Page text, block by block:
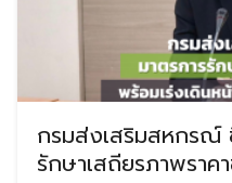
กรมส่งเสริมสหกรณ์
รักษาเสถียรภาพราค